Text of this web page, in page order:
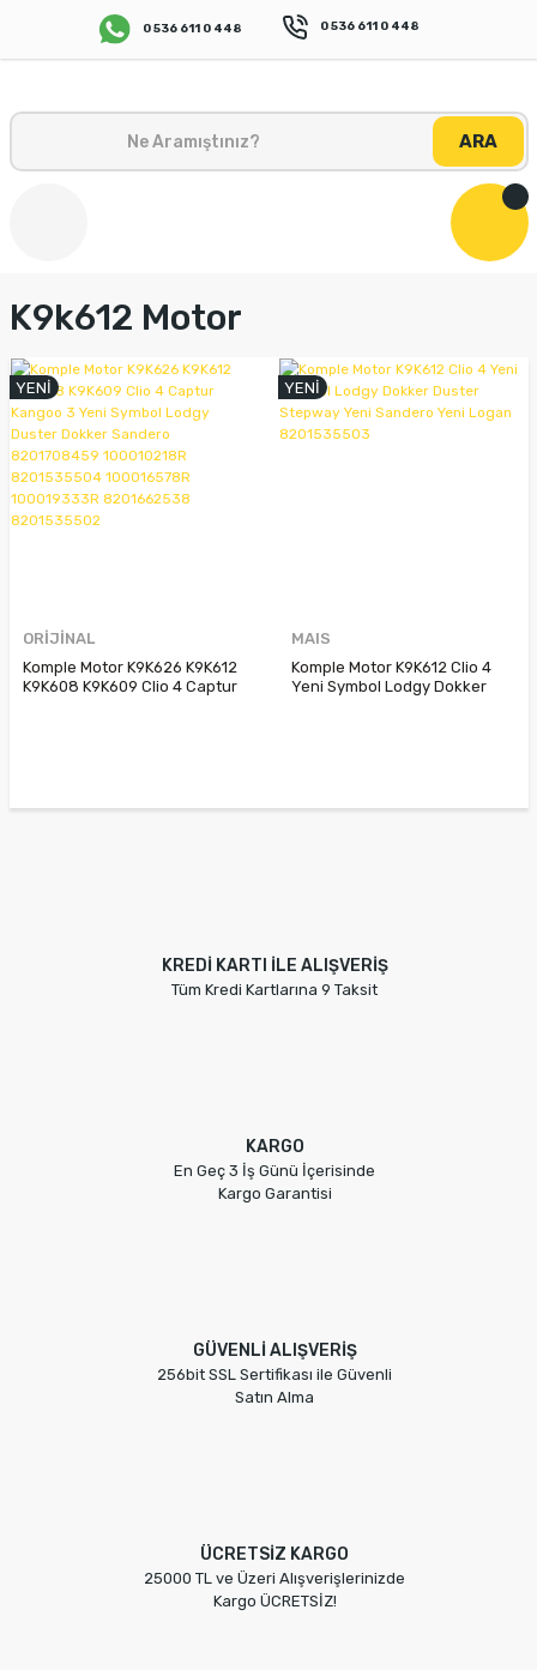
0 536 611 0 448 0 536 611 0 448
ARA
K9k612 Motor
YENİ
ORİJİNAL
Komple Motor K9K626 K9K612
K9K608 K9K609 Clio 4 Captur
YENİ
MAIS
Komple Motor K9K612 Clio 4
Yeni Symbol Lodgy Dokker
KREDİ KARTI İLE ALIŞVERİŞ
Tüm Kredi Kartlarına 9 Taksit
KARGO
En Geç 3 İş Günü İçerisinde
Kargo Garantisi
GÜVENLİ ALIŞVERİŞ
256bit SSL Sertifikası ile Güvenli
Satın Alma
ÜCRETSİZ KARGO
25000 TL ve Üzeri Alışverişlerinizde
Kargo ÜCRETSİZ!